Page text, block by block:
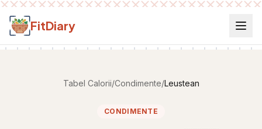
Salt la conținut
FitDiary
Tabel Calorii/Condimente/Leustean
CONDIMENTE